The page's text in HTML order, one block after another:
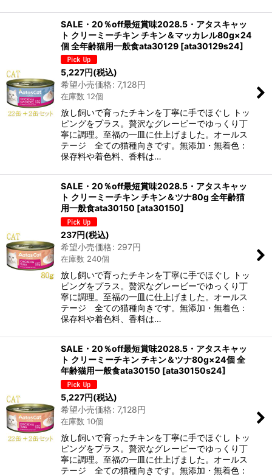
SALE・20％off最短賞味2028.5・アタスキャッ
ト クリーミーチキン チキン＆マッカレル80g×24
個 全年齢猫用一般食ata30129 [ata30129s24]
5,227円(税込)
希望小売価格: 7,128円
在庫数 12個
放し飼いで育ったチキンを丁寧に手でほぐし トッ
ピングをプラス。贅沢なグレービーでゆっくり丁
寧に調理。至福の一皿に仕上げました。オールス
テージ 全ての猫種向きです。無添加・無着色：
保存料や着色料、香料は…
SALE・20％off最短賞味2028.5・アタスキャッ
ト クリーミーチキン チキン＆ツナ80g 全年齢猫
用一般食ata30150 [ata30150]
237円(税込)
希望小売価格: 297円
在庫数 240個
放し飼いで育ったチキンを丁寧に手でほぐし トッ
ピングをプラス。贅沢なグレービーでゆっくり丁
寧に調理。至福の一皿に仕上げました。オールス
テージ 全ての猫種向きです。無添加・無着色：
保存料や着色料、香料は…
SALE・20％off最短賞味2028.5・アタスキャッ
ト クリーミーチキン チキン＆ツナ80g×24個 全
年齢猫用一般食ata30150 [ata30150s24]
5,227円(税込)
希望小売価格: 7,128円
在庫数 10個
放し飼いで育ったチキンを丁寧に手でほぐし トッ
ピングをプラス。贅沢なグレービーでゆっくり丁
寧に調理。至福の一皿に仕上げました。オールス
テージ 全ての猫種向きです。無添加・無着色：